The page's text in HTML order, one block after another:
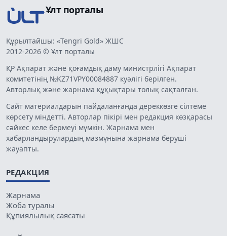
Ұлт порталы
Құрылтайшы: «Tengri Gold» ЖШС
2012-2026 © Ұлт порталы
ҚР Ақпарат және қоғамдық даму министрлігі Ақпарат
комитетінің №KZ71VPY00084887 куәлігі берілген.
Авторлық және жарнама құқықтары толық сақталған.
Сайт материалдарын пайдаланғанда дереккөзге сілтеме
көрсету міндетті. Авторлар пікірі мен редакция көзқарасы
сәйкес келе бермеуі мүмкін. Жарнама мен
хабарландырулардың мазмұнына жарнама беруші
жауапты.
РЕДАКЦИЯ
Жарнама
Жоба туралы
Құпиялылық саясаты